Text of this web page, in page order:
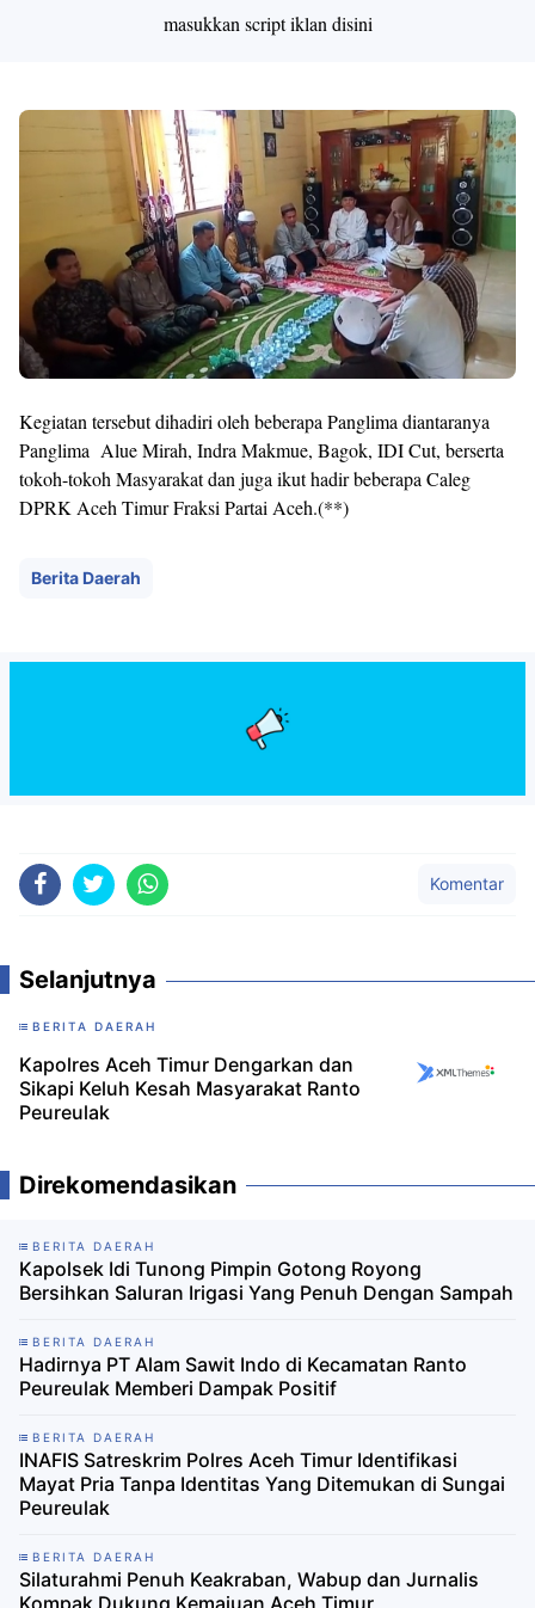
masukkan script iklan disini
Kegiatan tersebut dihadiri oleh beberapa Panglima diantaranya
Panglima Alue Mirah, Indra Makmue, Bagok, IDI Cut, berserta
tokoh-tokoh Masyarakat dan juga ikut hadir beberapa Caleg
DPRK Aceh Timur Fraksi Partai Aceh.(**)
Berita Daerah
Komentar
Selanjutnya
BERITA DAERAH
Kapolres Aceh Timur Dengarkan dan
Sikapi Keluh Kesah Masyarakat Ranto
Peureulak
Direkomendasikan
BERITA DAERAH
Kapolsek Idi Tunong Pimpin Gotong Royong
Bersihkan Saluran Irigasi Yang Penuh Dengan Sampah
BERITA DAERAH
Hadirnya PT Alam Sawit Indo di Kecamatan Ranto
Peureulak Memberi Dampak Positif
BERITA DAERAH
INAFIS Satreskrim Polres Aceh Timur Identifikasi
Mayat Pria Tanpa Identitas Yang Ditemukan di Sungai
Peureulak
BERITA DAERAH
Silaturahmi Penuh Keakraban, Wabup dan Jurnalis
Kompak Dukung Kemajuan Aceh Timur